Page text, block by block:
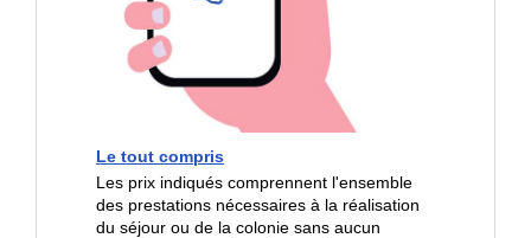
Le tout compris
Les prix indiqués comprennent l'ensemble
des prestations nécessaires à la réalisation
du séjour ou de la colonie sans aucun